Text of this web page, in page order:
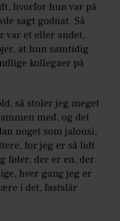
hvorfor hun var på
sagt godnat. Så
var et eller andet,
at hun samtidig
kollegaer på
så stoler jeg meget
med, og det
noget som jalousi,
for jeg er så lidt
føler, der er en, der
hver gang jeg er
i det, fastslår